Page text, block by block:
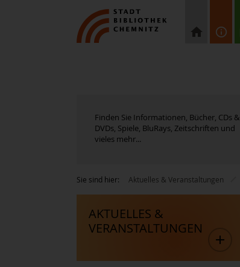
Finden Sie Informationen, Bücher, CDs &
DVDs, Spiele, BluRays, Zeitschriften und
vieles mehr...
Sie sind hier: Aktuelles & Veranstaltungen
AKTUELLES &
VERANSTALTUNGEN